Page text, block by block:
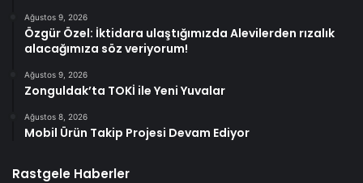
Ağustos 9, 2026
Özgür Özel: İktidara ulaştığımızda Alevilerden rızalık
alacağımıza söz veriyorum!
Ağustos 9, 2026
Zonguldak’ta TOKİ ile Yeni Yuvalar
Ağustos 8, 2026
Mobil Ürün Takip Projesi Devam Ediyor
Rastgele Haberler